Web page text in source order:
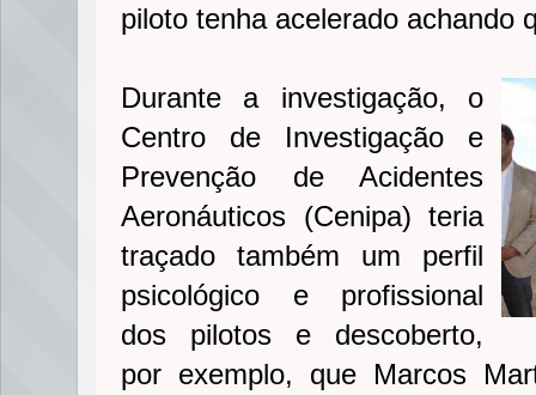
piloto tenha acelerado achando
Durante a investigação, o
Centro de Investigação e
Prevenção de Acidentes
Aeronáuticos (Cenipa) teria
traçado também um perfil
psicológico e profissional
dos pilotos e descoberto,
por exemplo, que Marcos